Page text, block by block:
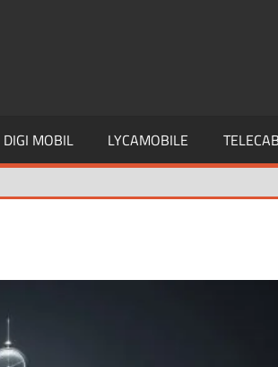
DIGI MOBIL LYCAMOBILE